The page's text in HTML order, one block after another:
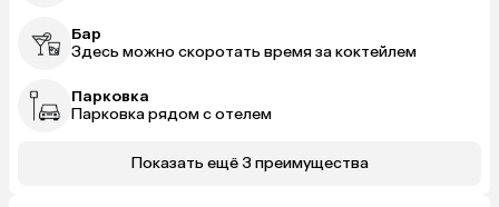
Бар
Здесь можно скоротать время за коктейлем
Парковка
Парковка рядом с отелем
Показать ещё 3 преимущества